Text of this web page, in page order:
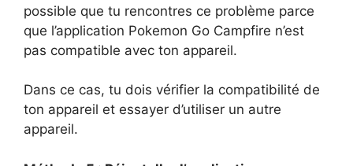
possible que tu rencontres ce problème parce
que l’application Pokemon Go Campfire n’est
pas compatible avec ton appareil.
Dans ce cas, tu dois vérifier la compatibilité de
ton appareil et essayer d’utiliser un autre
appareil.